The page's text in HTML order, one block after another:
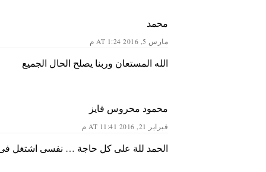
محمد
مارس 5, 2016 AT 1:24 م
الله المستعان وربنا يصلح الحال الجميع
محمود محروس فايز
فبراير 21, 2016 AT 11:41 م
الحمد للة على كل حاجة … نفسى اشتغل